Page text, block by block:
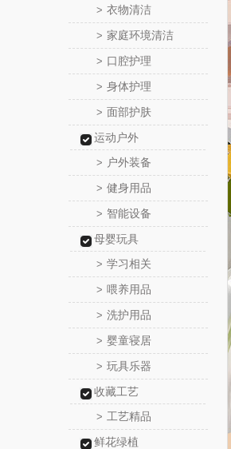
> 衣物清洁
> 家庭环境清洁
> 口腔护理
> 身体护理
> 面部护肤
运动户外
> 户外装备
> 健身用品
> 智能设备
母婴玩具
> 学习相关
> 喂养用品
> 洗护用品
> 婴童寝居
> 玩具乐器
收藏工艺
> 工艺精品
鲜花绿植